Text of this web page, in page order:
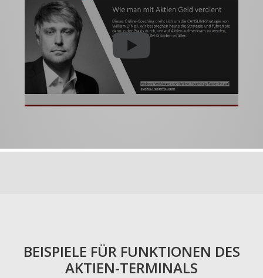
BEISPIELE FÜR FUNKTIONEN DES
AKTIEN-TERMINALS